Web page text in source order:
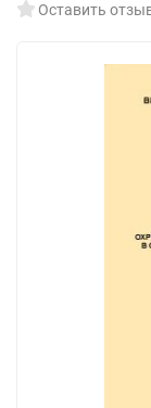
Оставить